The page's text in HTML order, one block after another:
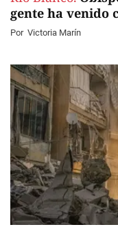
gente ha venido
Por Victoria Marín